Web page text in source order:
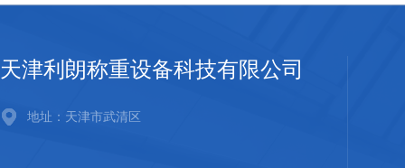
天津利朗称重设备科技有限公司
地址：天津市武清区